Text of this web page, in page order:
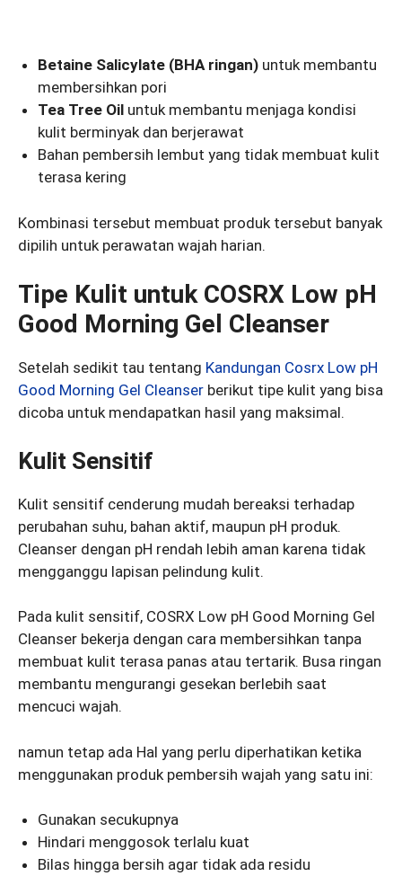
Betaine Salicylate (BHA ringan) untuk membantu
membersihkan pori
Tea Tree Oil untuk membantu menjaga kondisi
kulit berminyak dan berjerawat
Bahan pembersih lembut yang tidak membuat kulit
terasa kering
Kombinasi tersebut membuat produk tersebut banyak
dipilih untuk perawatan wajah harian.
Tipe Kulit untuk COSRX Low pH
Good Morning Gel Cleanser
Setelah sedikit tau tentang Kandungan Cosrx Low pH
Good Morning Gel Cleanser berikut tipe kulit yang bisa
dicoba untuk mendapatkan hasil yang maksimal.
Kulit Sensitif
Kulit sensitif cenderung mudah bereaksi terhadap
perubahan suhu, bahan aktif, maupun pH produk.
Cleanser dengan pH rendah lebih aman karena tidak
mengganggu lapisan pelindung kulit.
Pada kulit sensitif, COSRX Low pH Good Morning Gel
Cleanser bekerja dengan cara membersihkan tanpa
membuat kulit terasa panas atau tertarik. Busa ringan
membantu mengurangi gesekan berlebih saat
mencuci wajah.
namun tetap ada Hal yang perlu diperhatikan ketika
menggunakan produk pembersih wajah yang satu ini:
Gunakan secukupnya
Hindari menggosok terlalu kuat
Bilas hingga bersih agar tidak ada residu